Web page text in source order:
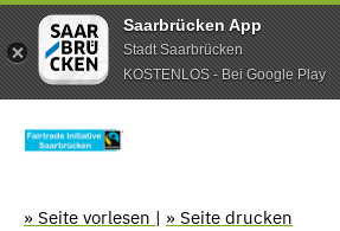
Saarbrücken App
Stadt Saarbrücken
KOSTENLOS - Bei Google Play
» Seite vorlesen | » Seite drucken